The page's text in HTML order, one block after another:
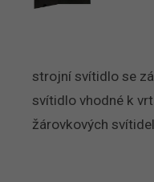
strojní svítidlo se
svítidlo vhodné k
žárovkových